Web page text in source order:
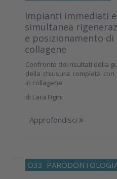
Impianti immediati
simultanea
e posizionamento
collagene
Confronto dei risultati della
della chiusura completa
in collagene
di Lara Figini
Approfondisci
O33